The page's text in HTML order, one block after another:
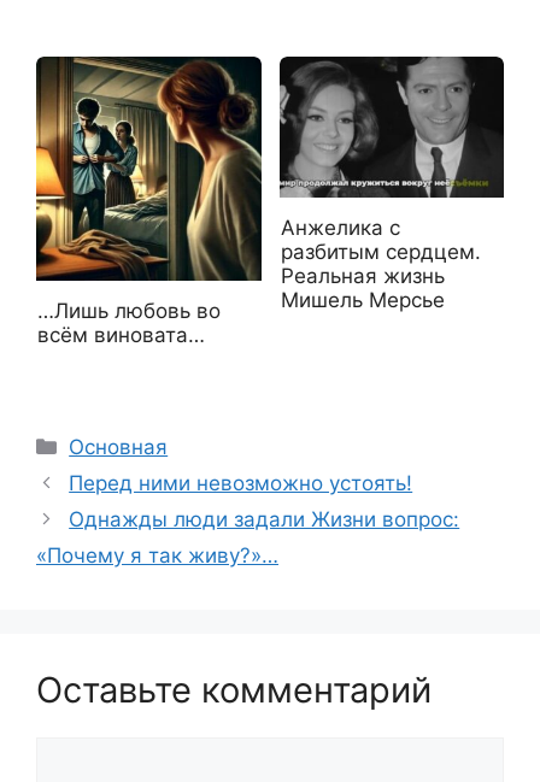
…Лишь любовь во
всём виновата…
Анжелика с
разбитым сердцем.
Реальная жизнь
Мишель Мерсье
Рубрики
Основная
Перед ними невозможно устоять!
Однажды люди задали Жизни вопрос:
«Почему я так живу?»…
Оставьте комментарий